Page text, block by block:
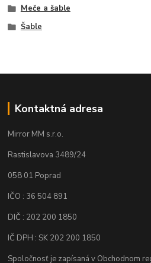
Meče a šable
Šable
Kontaktná adresa
Mirror MM s.r.o.
Rastislavova 3489/24
058 01 Poprad
IČO : 36 504 891
DIČ : 202 200 1850
IČ DPH : SK 202 200 1850
Spoločnosť je zapísaná v Obchodnom